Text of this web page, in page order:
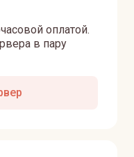
оплатой.
в пару